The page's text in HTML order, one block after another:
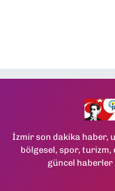
İzmir son dakika haber,
bölgesel, spor,
güncel haberler